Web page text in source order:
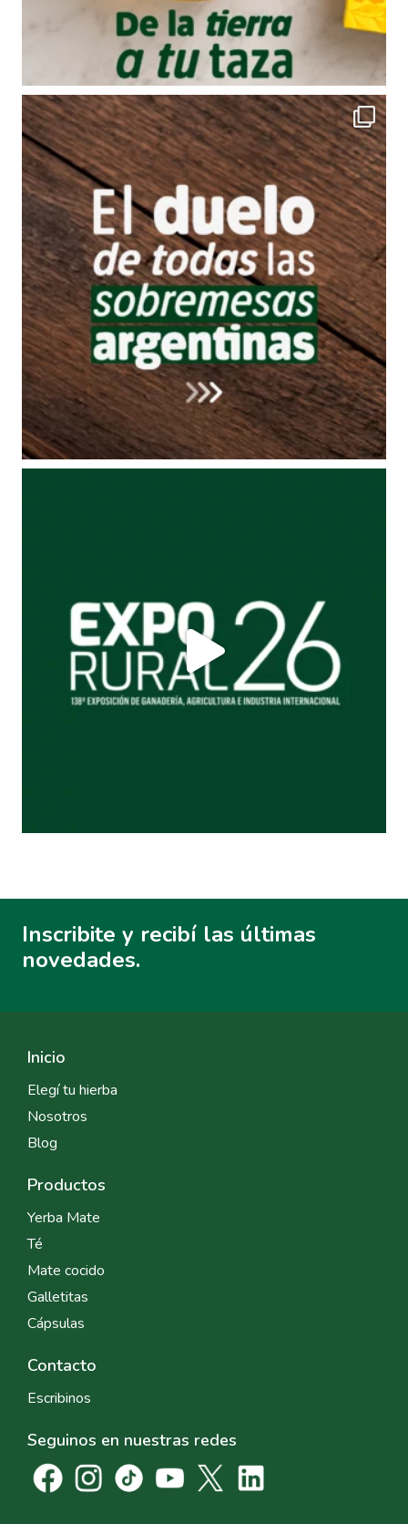
Inscribite y recibí las últimas
novedades.
Inicio
Elegí tu hierba
Nosotros
Blog
Productos
Yerba Mate
Té
Mate cocido
Galletitas
Cápsulas
Contacto
Escribinos
Seguinos en nuestras redes